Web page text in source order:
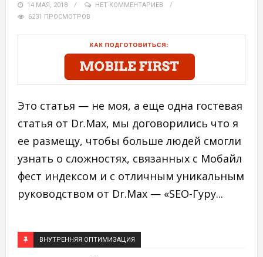
14 МАЯ, 2018
НЕТ КОММЕНТАРИЕВ
6231 ПРОСМОТРОВ
Это статья — не моя, а еще одна гостевая
статья от Dr.Max, мы договорились что я
ее размещу, чтобы больше людей смогли
узнать о сложностях, связанных с Мобайл
фест индексом и с отличным уникальным
руководством от Dr.Max — «SEO-Гуру...
ВНУТРЕННЯЯ ОПТИМИЗАЦИЯ